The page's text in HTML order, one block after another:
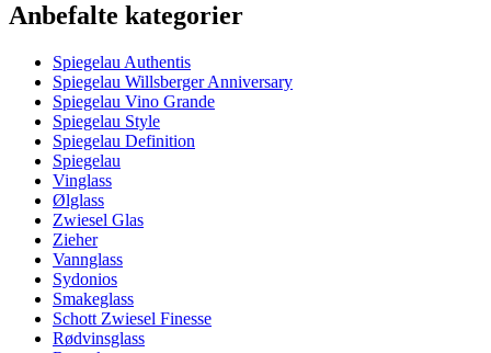
Produktnummer4400181
Generell
Produsent Spiegelau
Dimensjoner (BxHxD cm)
Vekt (kg)0.25
Høyde (cm)
Bredde (cm)22
Dybde (cm)22
Produktserie
Authentis
GlassKrystallglass, Rødvinsglass
Diameter (cm)
Anbefalte kategorier
Spiegelau Authentis
Spiegelau Willsberger Anniversary
Spiegelau Vino Grande
Spiegelau Style
Spiegelau Definition
Spiegelau
Vinglass
Ølglass
Zwiesel Glas
Zieher
Vannglass
Sydonios
Smakeglass
Schott Zwiesel Finesse
Rødvinsglass